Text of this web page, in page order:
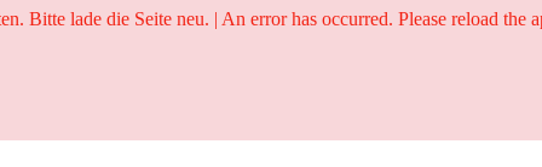
Bitte lade die Seite neu. | An error has occurred. Please reload the